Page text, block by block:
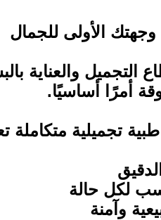
الأولى للجمال
والعناية
أمرًا أساسيًا.
تجميلية متكاملة
لكل حالة
وآمنة